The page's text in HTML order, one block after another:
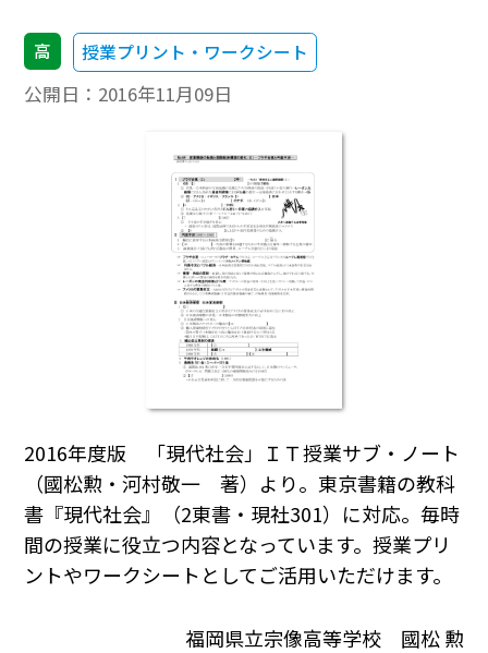
高 授業プリント・ワークシート
公開日： 2016年11月09日
2016年度版 「現代社会」ＩＴ授業サブ・ノート
（國松勲・河村敬一 著）より。東京書籍の教科
書『現代社会』（2東書・現社301）に対応。毎時
間の授業に役立つ内容となっています。授業プリ
ントやワークシートとしてご活用いただけます。
福岡県立宗像高等学校 國松 勲